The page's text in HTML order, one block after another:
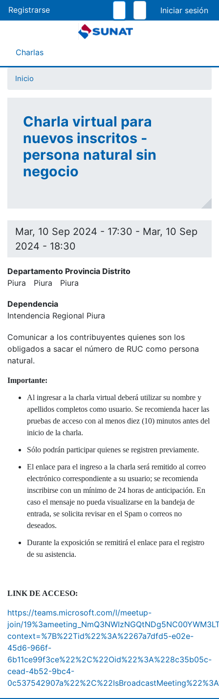
al
contenido
Registrarse
Menú Asistente
Charlas
Inicio
Charla virtual para
nuevos inscritos -
persona natural sin
negocio
Mar, 10 Sep 2024 - 17:30 - Mar, 10 Sep
2024 - 18:30
Departamento Provincia Distrito
Piura
Piura Piura
Dependencia
Intendencia Regional Piura
Comunicar a los contribuyentes quienes son los
obligados a sacar el número de RUC como persona
natural.
Importante:
Al ingresar a la charla virtual deberá utilizar su nombre y
apellidos completos como usuario. Se recomienda hacer las
pruebas de acceso con al menos diez (10) minutos antes del
inicio de la charla.
Sólo podrán participar quienes se registren previamente.
El enlace para el ingreso a la charla será remitido al correo
electrónico correspondiente a su usuario; se recomienda
inscribirse con un mínimo de 24 horas de anticipación. En
caso el mensaje no pueda visualizarse en la bandeja de
entrada, se solicita revisar en el Spam o correos no
deseados.
Durante la exposición se remitirá el enlace para el registro
de su asistencia.
LINK DE ACCESO:
https://teams.microsoft.com/l/meetup-
join/
context=%7B%22Tid%22%3A%2267a7dfd5-e02e-
45d6-966f-
6b11ce99f3ce%22%2C%22Oid%22%3A%228c35b05c-
cead-4b52-9bc4-